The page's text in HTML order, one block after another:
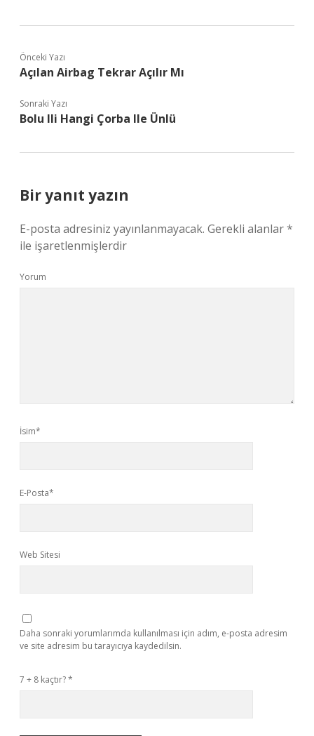
Önceki Yazı
Açılan Airbag Tekrar Açılır Mı
Sonraki Yazı
Bolu Ili Hangi Çorba Ile Ünlü
Bir yanıt yazın
E-posta adresiniz yayınlanmayacak. Gerekli alanlar*
ile işaretlenmişlerdir
Yorum
İsim*
E-Posta*
Web Sitesi
Daha sonraki yorumlarımda kullanılması için adım, e-posta adresim
ve site adresim bu tarayıcıya kaydedilsin.
7 + 8 kaçtır?*